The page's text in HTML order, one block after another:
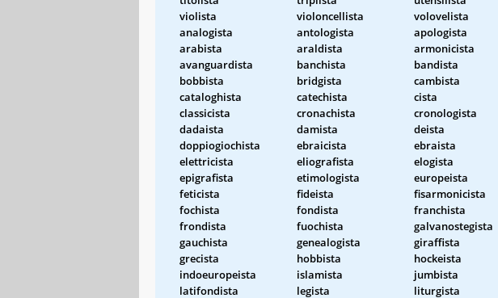
violista
violoncellista volovelista
analogista
antologista apologista
arabista
araldista armonicista
avanguardista
banchista bandista
bobbista
bridgista cambista
cataloghista
catechista cista
classicista
cronachista cronologista
dadaista
damista deista
doppiogiochista
ebraicista ebraista
elettricista
eliografista elogista
epigrafista
etimologista europeista
feticista
fideista fisarmonicista
fochista
fondista franchista
frondista
fuochista galvanostegista
gauchista
genealogista giraffista
grecista
hobbista hockeista
indoeuropeista
islamista jumbista
latifondista
legista liturgista